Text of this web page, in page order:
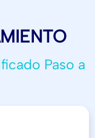
Paso a